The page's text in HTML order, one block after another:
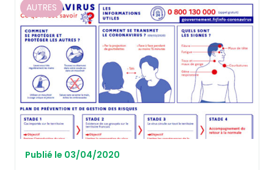
AUTRES
Publié le 03/04/2020